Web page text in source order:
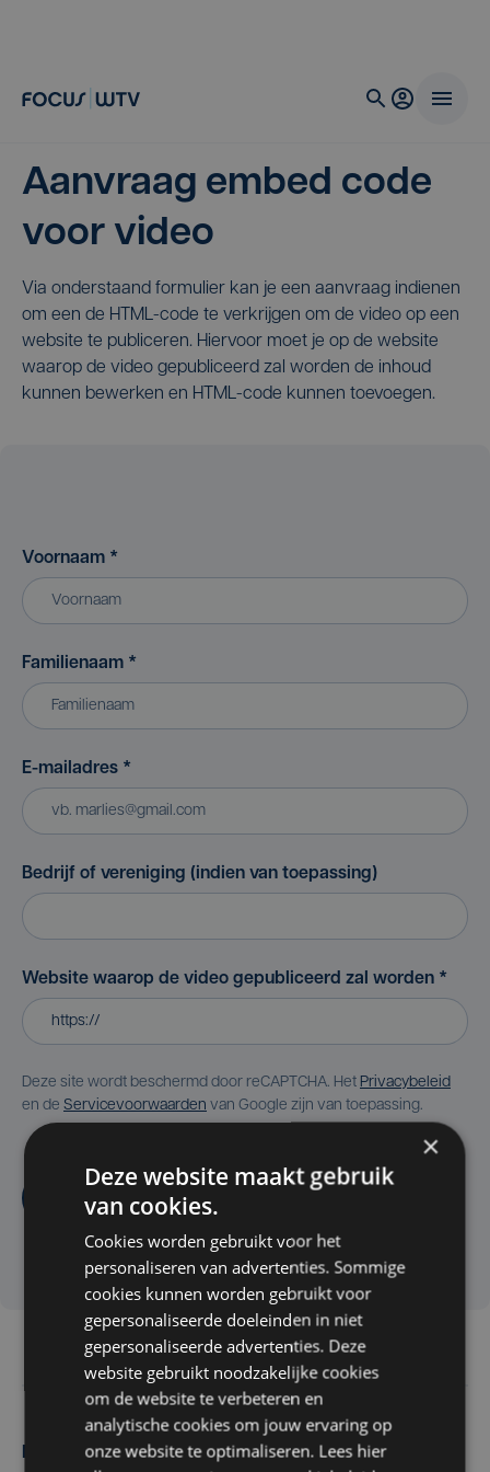
Aanvraag embed code
voor video
Via onderstaand formulier kan je een aanvraag indienen
om een de HTML-code te verkrijgen om de video op een
website te publiceren. Hiervoor moet je op de website
waarop de video gepubliceerd zal worden de inhoud
kunnen bewerken en HTML-code kunnen toevoegen.
Voornaam *
Familienaam *
E-mailadres *
Bedrijf of vereniging (indien van toepassing)
Website waarop de video gepubliceerd zal worden *
Deze site wordt beschermd door reCAPTCHA. Het Privacybeleid
en de Servicevoorwaarden van Google zijn van toepassing.
Aanvragen
Maak zelf het nieuws
×
Deze website maakt gebruik
van cookies.
Cookies worden gebruikt voor het
personaliseren van advertenties. Sommige
cookies kunnen worden gebruikt voor
gepersonaliseerde doeleinden in niet
gepersonaliseerde advertenties. Deze
website gebruikt noodzakelijke cookies
om de website te verbeteren en
analytische cookies om jouw ervaring op
onze website te optimaliseren. Lees hier